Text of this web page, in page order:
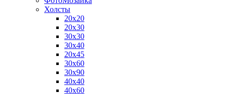
Холсты
20х20
20х30
30х30
30х40
20х45
30х60
30х90
40х40
40х60